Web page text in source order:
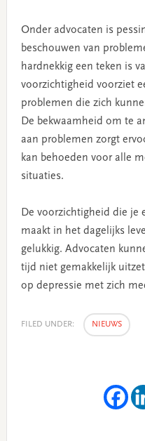
Onder advocaten is
beschouwen van
hardnekkig een teken is
voorzichtigheid voorziet
problemen die zich
De bekwaamheid om te
aan problemen zorgt
kan behoeden voor alle
situaties.
De voorzichtigheid die je
maakt in het dagelijks
gelukkig. Advocaten
tijd niet gemakkelijk
op depressie met zich
FILED UNDER: NIEUWS